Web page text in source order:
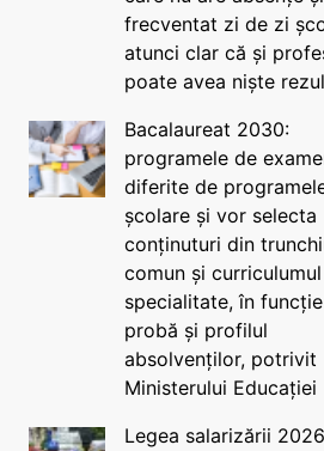
frecventat zi de zi
atunci clar că și
poate avea niște
Bacalaureat 2030:
programele de
diferite de
școlare și vor selecta
conținuturi din
comun și
specialitate, în
probă și profilul
absolvenților, potrivit
Ministerului Educației
Legea salarizării